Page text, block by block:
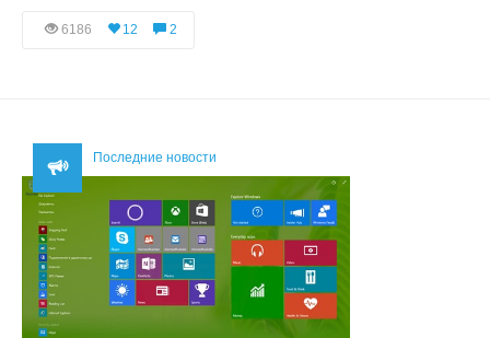
6186 12 2
Последние новости